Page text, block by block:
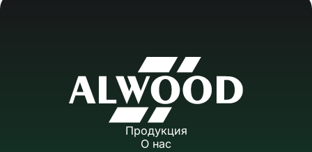
Продукция
О нас